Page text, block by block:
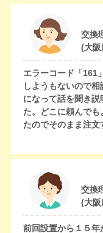
交換
(大阪
エラーコード「161
しようもないので
になって話を聞き
た。どこに頼んで
たのでそのまま注文
交換
(大阪
前回設置から１５